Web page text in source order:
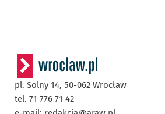
pl. Solny 14, 50-062 Wrocław
tel. 71 776 71 42